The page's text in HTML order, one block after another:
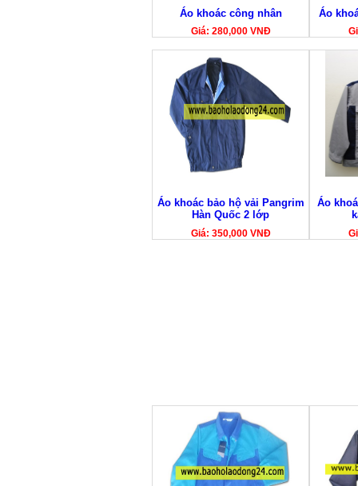
Áo khoác công nhân
Giá: 280,000 VNĐ
Áo
Áo khoác bảo hộ vải Pangrim
Hàn Quốc 2 lớp
Giá: 350,000 VNĐ
Áo